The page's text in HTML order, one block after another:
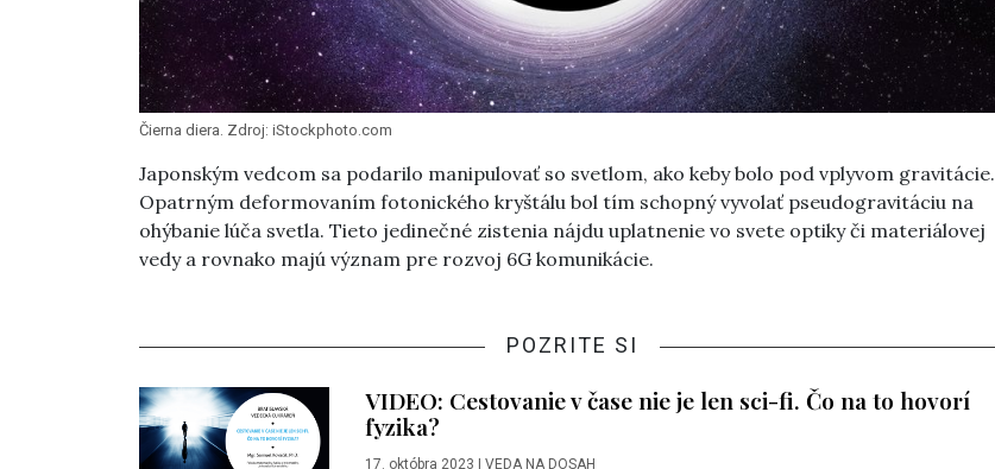
Čierna diera. Zdroj: iStockphoto.com
Japonským vedcom sa podarilo manipulovať so svetlom, ako keby bolo pod vplyvom gravitácie.
Opatrným deformovaním fotonického kryštálu bol tím schopný vyvolať pseudogravitáciu na
ohýbanie lúča svetla. Tieto jedinečné zistenia nájdu uplatnenie vo svete optiky či materiálovej
vedy a rovnako majú význam pre rozvoj 6G komunikácie.
POZRITE SI
VIDEO: Cestovanie v čase nie je len sci-fi. Čo na to hovorí
fyzika?
17. októbra 2023 VEDA NA DOSAH